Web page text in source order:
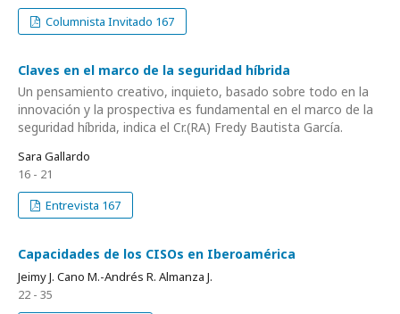
Columnista Invitado 167
Claves en el marco de la seguridad híbrida
Un pensamiento creativo, inquieto, basado sobre todo en la
innovación y la prospectiva es fundamental en el marco de la
seguridad híbrida, indica el Cr.(RA) Fredy Bautista García.
Sara Gallardo
16 - 21
Entrevista 167
Capacidades de los CISOs en Iberoamérica
Jeimy J. Cano M.-Andrés R. Almanza J.
22 - 35